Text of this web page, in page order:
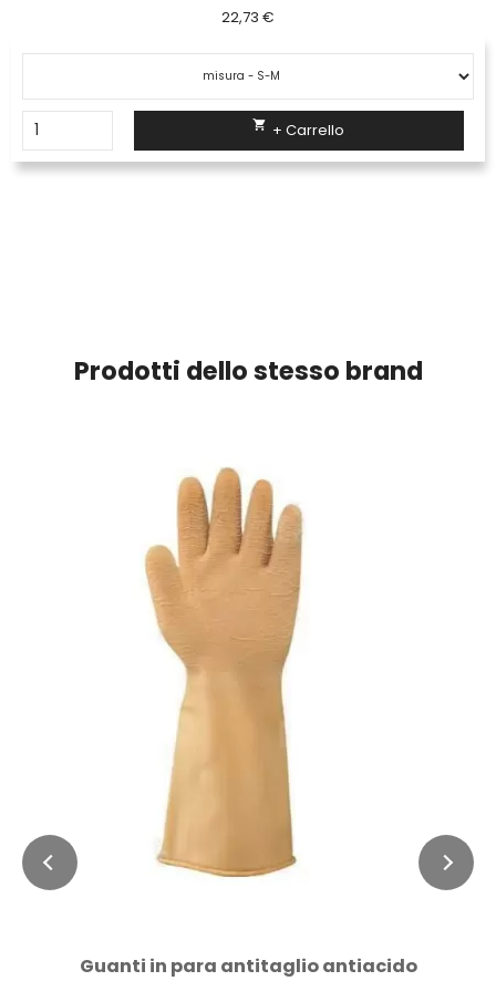
22,73 €
 + Carrello
Prodotti dello stesso brand
Guanti in para antitaglio antiacido